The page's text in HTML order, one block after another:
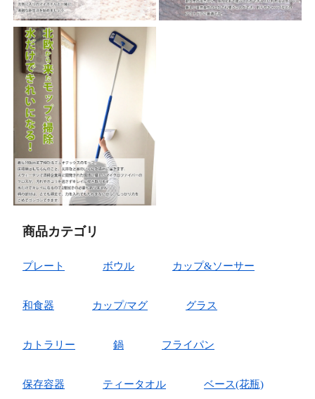
商品カテゴリ
プレート ボウル カップ&ソーサー
和食器 カップ/マグ グラス
カトラリー 鍋 フライパン
保存容器 ティータオル ベース(花瓶)